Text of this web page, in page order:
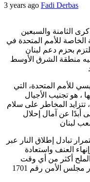
3 years ago Fadi Derbas
الثامنة والسبعين
للأمم المتحدة في
بحزم دعم لبنان
منطقة الشرق الأوسط
للأمم المتحدة، التي
لميثاقها ، هو تجنيب الأجيال
المخاطر على سلام
أبدًا عن آمال إحلال
تبادل إطلاق النار عبر
العنف واستعادة
أكثر من أي وقت
مضى وقف الأعمال العدائية وتطبيق قرار مجلس الأمن رقم 1701